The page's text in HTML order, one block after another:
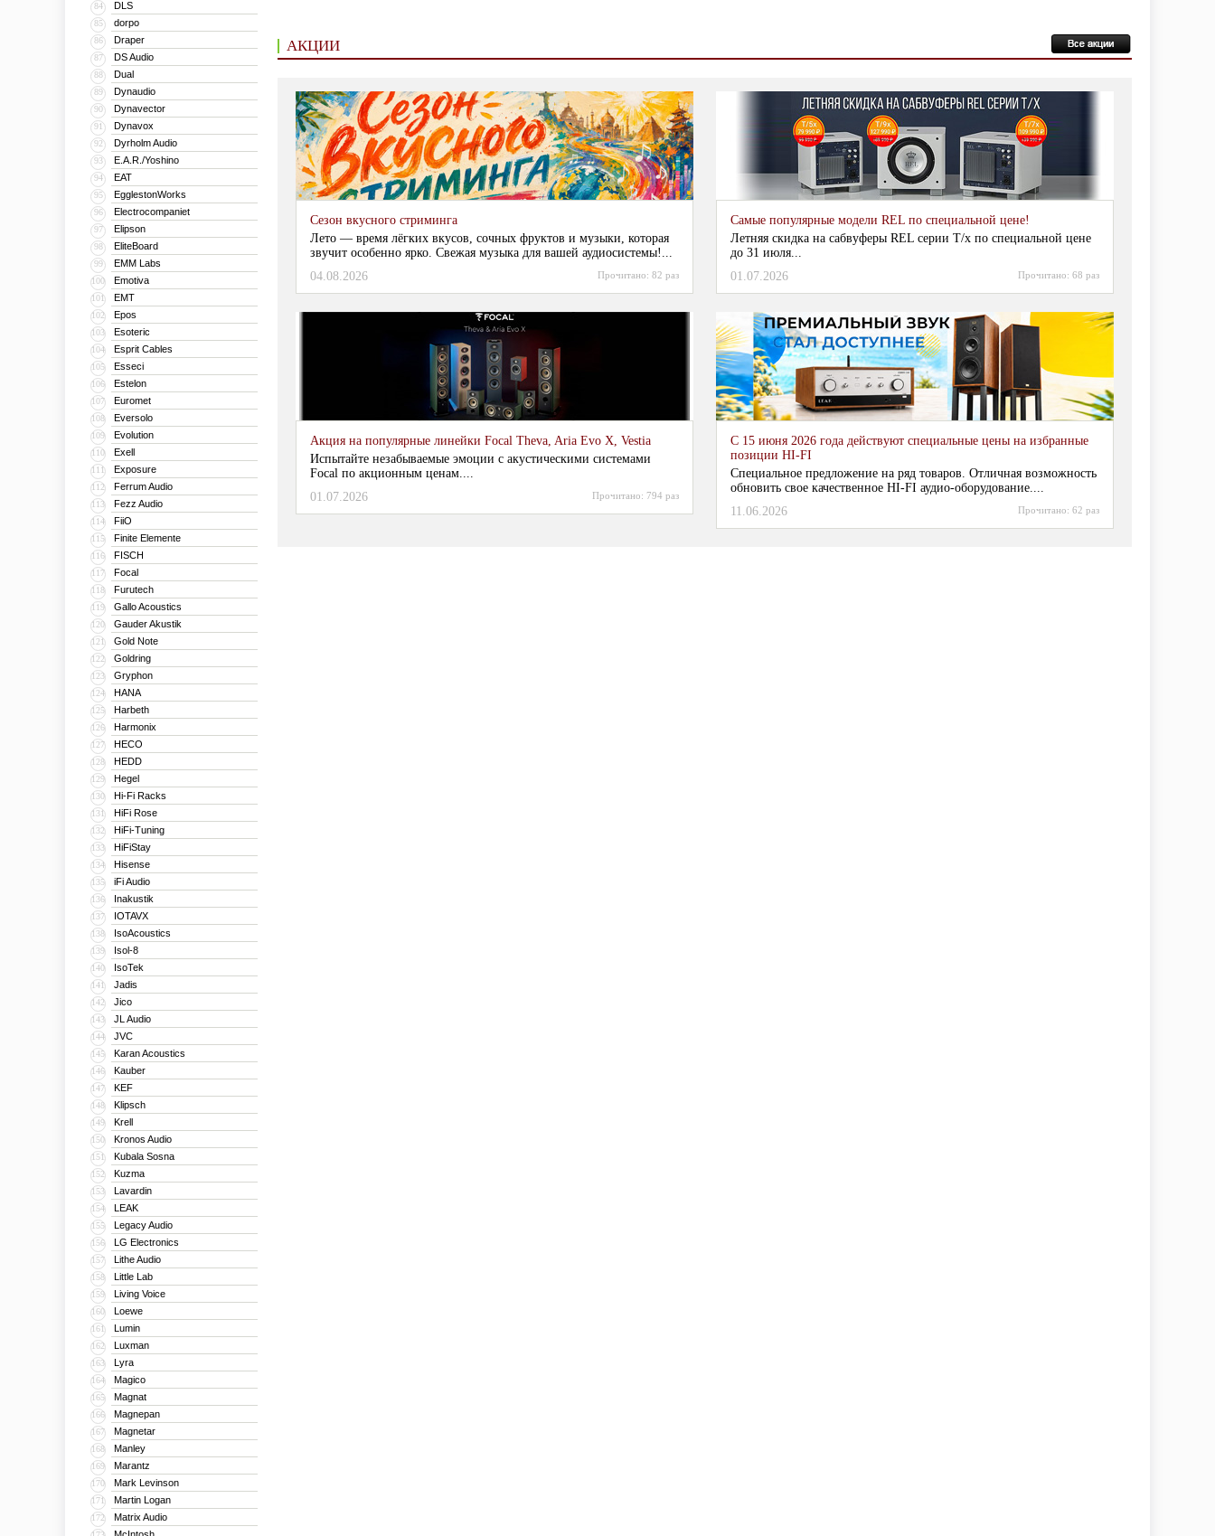
84 DLS
85 dorpo
86 Draper
87 DS Audio
88 Dual
89 Dynaudio
90 Dynavector
91 Dynavox
92 Dyrholm Audio
93 E.A.R./Yoshino
94 EAT
95 EgglestonWorks
96 Electrocompaniet
97 Elipson
98 EliteBoard
99 EMM Labs
100 Emotiva
101 EMT
102 Epos
103 Esoteric
104 Esprit Cables
105 Esseci
106 Estelon
107 Euromet
108 Eversolo
109 Evolution
110 Exell
111 Exposure
112 Ferrum Audio
113 Fezz Audio
114 FiiO
115 Finite Elemente
116 FISCH
117 Focal
118 Furutech
119 Gallo Acoustics
120 Gauder Akustik
121 Gold Note
122 Goldring
123 Gryphon
124 HANA
125 Harbeth
126 Harmonix
127 HECO
128 HEDD
129 Hegel
130 Hi-Fi Racks
131 HiFi Rose
132 HiFi-Tuning
133 HiFiStay
134 Hisense
135 iFi Audio
136 Inakustik
137 IOTAVX
138 IsoAcoustics
139 Isol-8
140 IsoTek
141 Jadis
142 Jico
143 JL Audio
144 JVC
145 Karan Acoustics
146 Kauber
147 KEF
148 Klipsch
149 Krell
150 Kronos Audio
151 Kubala Sosna
152 Kuzma
153 Lavardin
154 LEAK
155 Legacy Audio
156 LG Electronics
157 Lithe Audio
158 Little Lab
159 Living Voice
160 Loewe
161 Lumin
162 Luxman
163 Lyra
164 Magico
165 Magnat
166 Magnepan
167 Magnetar
168 Manley
169 Marantz
170 Mark Levinson
171 Martin Logan
172 Matrix Audio
АКЦИИ
Сезон вкусного стриминга
Лето — время лёгких вкусов, сочных фруктов и музыки, которая
звучит особенно ярко. Свежая музыка для вашей аудиосистемы!...
04.08.2026
Прочитано: 82 раз
Самые популярные модели REL по специальной цене!
Летняя скидка на сабвуферы REL серии T/x по специальной цене
до 31 июля...
01.07.2026
Прочитано: 68 раз
Акция на популярные линейки Focal Theva, Aria Evo X, Vestia
Испытайте незабываемые эмоции с акустическими системами
Focal по акционным ценам....
01.07.2026
Прочитано: 794 раз
С 15 июня 2026 года действуют специальные цены на избранные
позиции HI-FI
Специальное предложение на ряд товаров. Отличная возможность
обновить свое качественное HI-FI аудио-оборудование....
11.06.2026
Прочитано: 62 раз